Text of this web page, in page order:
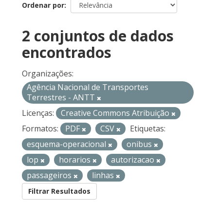
Ordenar por
2 conjuntos de dados
encontrados
Organizações:
Agência Nacional de Transportes
Terrestres - ANTT
Licenças:
Creative Commons Atribuição
Formatos:
PDF CSV
Etiquetas:
esquema-operacional
onibus
lop
horarios
autorizacao
passageiros
linhas
Filtrar Resultados